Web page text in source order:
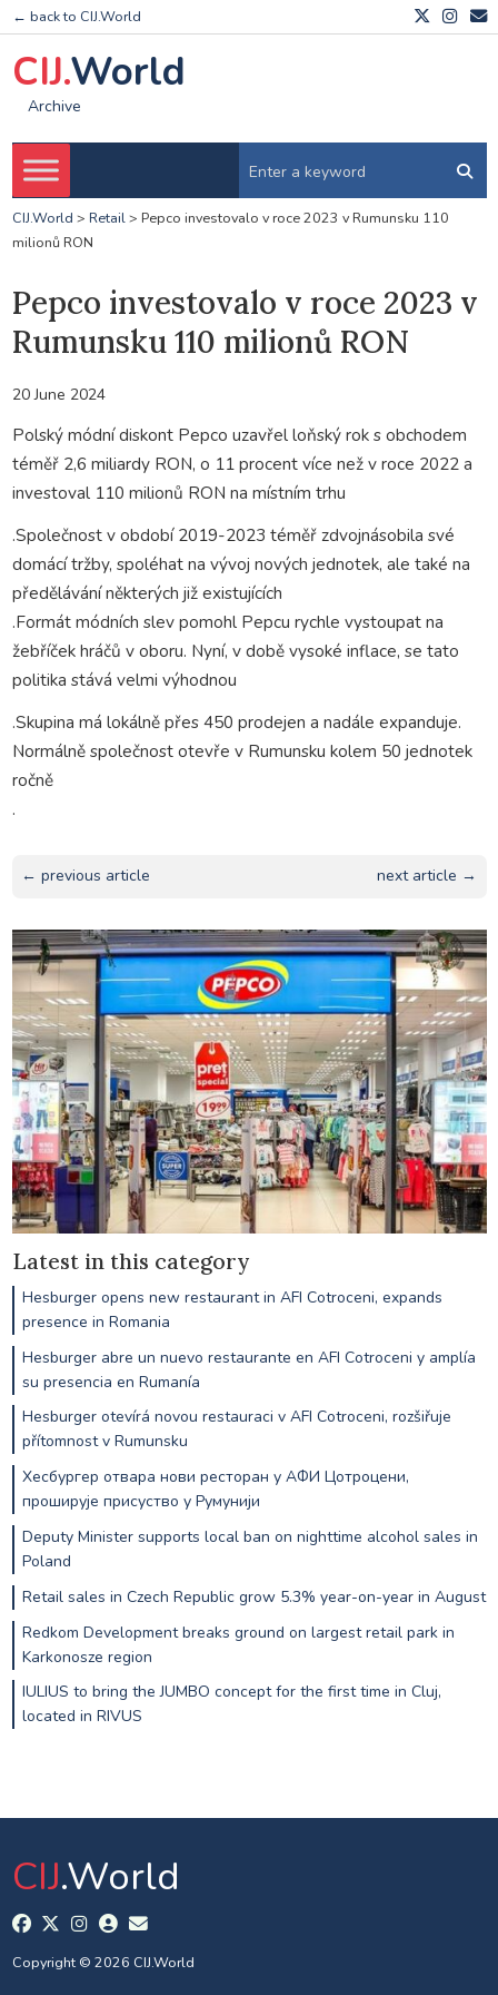
← back to CIJ.World
CIJ.World
Archive
CIJ.World > Retail> Pepco investovalo v roce 2023 v Rumunsku 110
milionů RON
Pepco investovalo v roce 2023 v
Rumunsku 110 milionů RON
20 June 2024
Polský módní diskont Pepco uzavřel loňský rok s obchodem
téměř 2,6 miliardy RON, o 11 procent více než v roce 2022 a
investoval 110 milionů RON na místním trhu
.Společnost v období 2019-2023 téměř zdvojnásobila své
domácí tržby, spoléhat na vývoj nových jednotek, ale také na
předělávání některých již existujících
.Formát módních slev pomohl Pepcu rychle vystoupat na
žebříček hráčů v oboru. Nyní, v době vysoké inflace, se tato
politika stává velmi výhodnou
.Skupina má lokálně přes 450 prodejen a nadále expanduje.
Normálně společnost otevře v Rumunsku kolem 50 jednotek
ročně
.
← previous article next article →
Latest in this category
Hesburger opens new restaurant in AFI Cotroceni, expands
presence in Romania
Hesburger abre un nuevo restaurante en AFI Cotroceni y amplía
su presencia en Rumanía
Hesburger otevírá novou restauraci v AFI Cotroceni, rozšiřuje
přítomnost v Rumunsku
Хесбургер отвара нови ресторан у АФИ Цотроцени,
проширује присуство у Румунији
Deputy Minister supports local ban on nighttime alcohol sales in
Poland
Retail sales in Czech Republic grow 5.3% year-on-year in August
Redkom Development breaks ground on largest retail park in
Karkonosze region
IULIUS to bring the JUMBO concept for the first time in Cluj,
located in RIVUS
CIJ.World
Copyright © 2026 CIJ.World